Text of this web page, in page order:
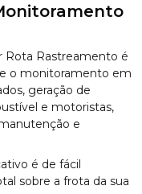
Rota Rastreamento é
o monitoramento em
geração de
e motoristas,
e
é de fácil
sobre a frota da sua